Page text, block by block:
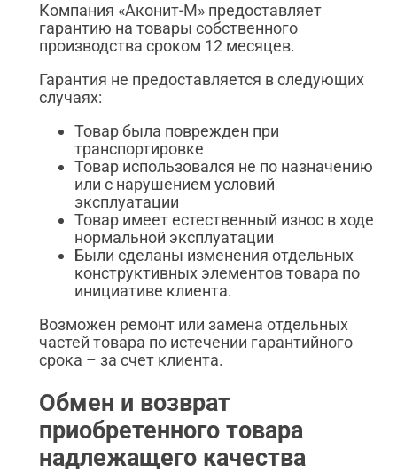
Компания «Аконит-М» предоставляет
гарантию на товары собственного
производства сроком 12 месяцев.
Гарантия не предоставляется в следующих
случаях:
Товар была поврежден при
транспортировке
Товар использовался не по назначению
или с нарушением условий
эксплуатации
Товар имеет естественный износ в ходе
нормальной эксплуатации
Были сделаны изменения отдельных
конструктивных элементов товара по
инициативе клиента.
Возможен ремонт или замена отдельных
частей товара по истечении гарантийного
срока – за счет клиента.
Обмен и возврат
приобретенного товара
надлежащего качества